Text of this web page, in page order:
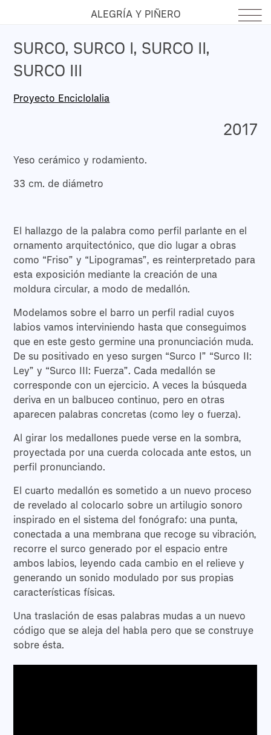
ALEGRÍA Y PIÑERO
SURCO, SURCO I, SURCO II,
SURCO III
Proyecto Enciclolalia
2017
Yeso cerámico y rodamiento.
33 cm. de diámetro
El hallazgo de la palabra como perfil parlante en el
ornamento arquitectónico, que dio lugar a obras
como “Friso” y “Lipogramas”, es reinterpretado para
esta exposición mediante la creación de una
moldura circular, a modo de medallón.
Modelamos sobre el barro un perfil radial cuyos
labios vamos interviniendo hasta que conseguimos
que en este gesto germine una pronunciación muda.
De su positivado en yeso surgen “Surco I” “Surco II:
Ley” y “Surco III: Fuerza”. Cada medallón se
corresponde con un ejercicio. A veces la búsqueda
deriva en un balbuceo continuo, pero en otras
aparecen palabras concretas (como ley o fuerza).
Al girar los medallones puede verse en la sombra,
proyectada por una cuerda colocada ante estos, un
perfil pronunciando.
El cuarto medallón es sometido a un nuevo proceso
de revelado al colocarlo sobre un artilugio sonoro
inspirado en el sistema del fonógrafo: una punta,
conectada a una membrana que recoge su vibración,
recorre el surco generado por el espacio entre
ambos labios, leyendo cada cambio en el relieve y
generando un sonido modulado por sus propias
características físicas.
Una traslación de esas palabras mudas a un nuevo
código que se aleja del habla pero que se construye
sobre ésta.